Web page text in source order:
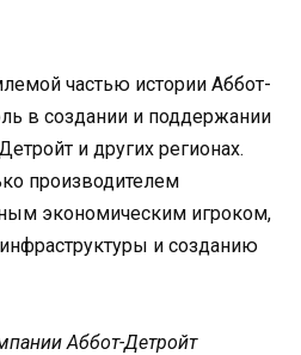
частью истории Аббот-
в создании и поддержании
и других регионах.
производителем
экономическим игроком,
и созданию
Аббот-Детройт